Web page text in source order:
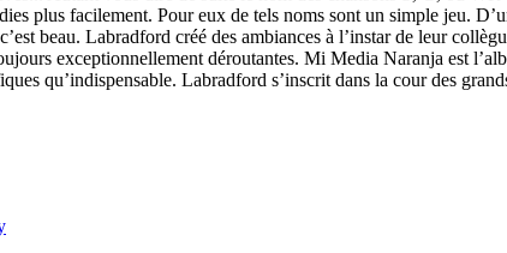
plus facilement. Pour eux de tels noms sont un simple jeu.
beau. Labradford créé des ambiances à l’instar de leur
exceptionnellement déroutantes. Mi Media Naranja est
qu’indispensable. Labradford s’inscrit dans la cour des